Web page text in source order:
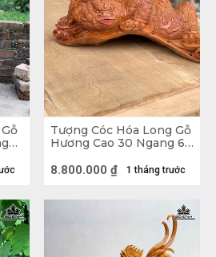
gỗ Phật Di Lặc
những vật phẩm mang
thể hiện được phong cách
bày. Mỗi bức Tượng Gỗ
nét đẹp riêng, ý nghĩa riêng
gỗ thô sơ, mộc mạc cùng
của các nghệ nhân để tạo
Nghệ Thuật.
Tượng Cóc Hóa Long Gỗ
Hương Cao 30 Ngang 68
1 tháng trước
8.800.000 ₫